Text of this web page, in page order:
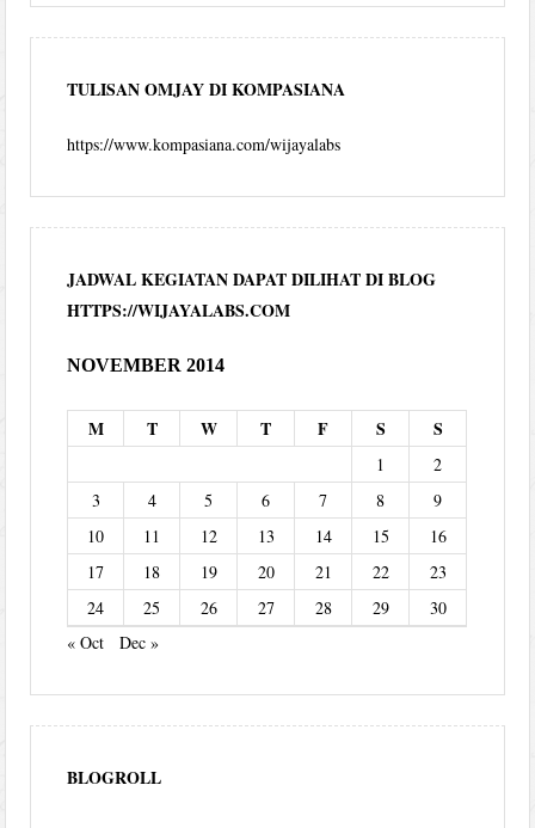
TULISAN OMJAY DI KOMPASIANA
https://www.kompasiana.com/wijayalabs
JADWAL KEGIATAN DAPAT DILIHAT DI BLOG
HTTPS://WIJAYALABS.COM
NOVEMBER 2014
M T W T F S S
1
2
3
4 5 6 7 8
9
10
11 12 13 14 15
16
17
18 19 20 21 22
23
24
25 26 27 28 29
30
« Oct
Dec »
BLOGROLL